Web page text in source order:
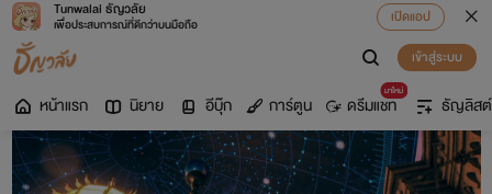
Tunwalai ธัญวลัย
เพื่อประสบการณ์ที่ดีกว่าบนมือถือ
เปิดแอป
เข้าสู่ระบบ
หน้าแรก นิยาย อีบุ๊ก การ์ตูน
มาใหม่
ดรีมแชท ธัญลิสต์